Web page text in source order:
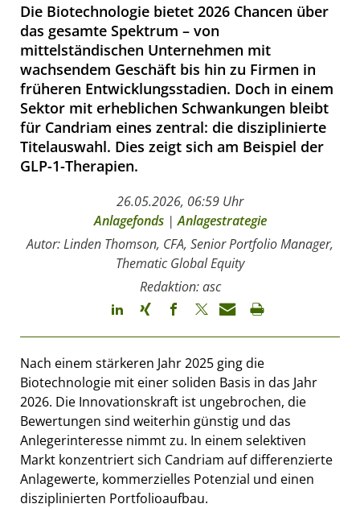
Die Biotechnologie bietet 2026 Chancen über
das gesamte Spektrum – von
mittelständischen Unternehmen mit
wachsendem Geschäft bis hin zu Firmen in
früheren Entwicklungsstadien. Doch in einem
Sektor mit erheblichen Schwankungen bleibt
für Candriam eines zentral: die disziplinierte
Titelauswahl. Dies zeigt sich am Beispiel der
GLP-1-Therapien.
26.05.2026, 06:59 Uhr
Anlagefonds|Anlagestrategie
Autor: Linden Thomson, CFA, Senior Portfolio Manager,
Thematic Global Equity
Redaktion: asc
Nach einem stärkeren Jahr 2025 ging die
Biotechnologie mit einer soliden Basis in das Jahr
2026. Die Innovationskraft ist ungebrochen, die
Bewertungen sind weiterhin günstig und das
Anlegerinteresse nimmt zu. In einem selektiven
Markt konzentriert sich Candriam auf differenzierte
Anlagewerte, kommerzielles Potenzial und einen
disziplinierten Portfolioaufbau.